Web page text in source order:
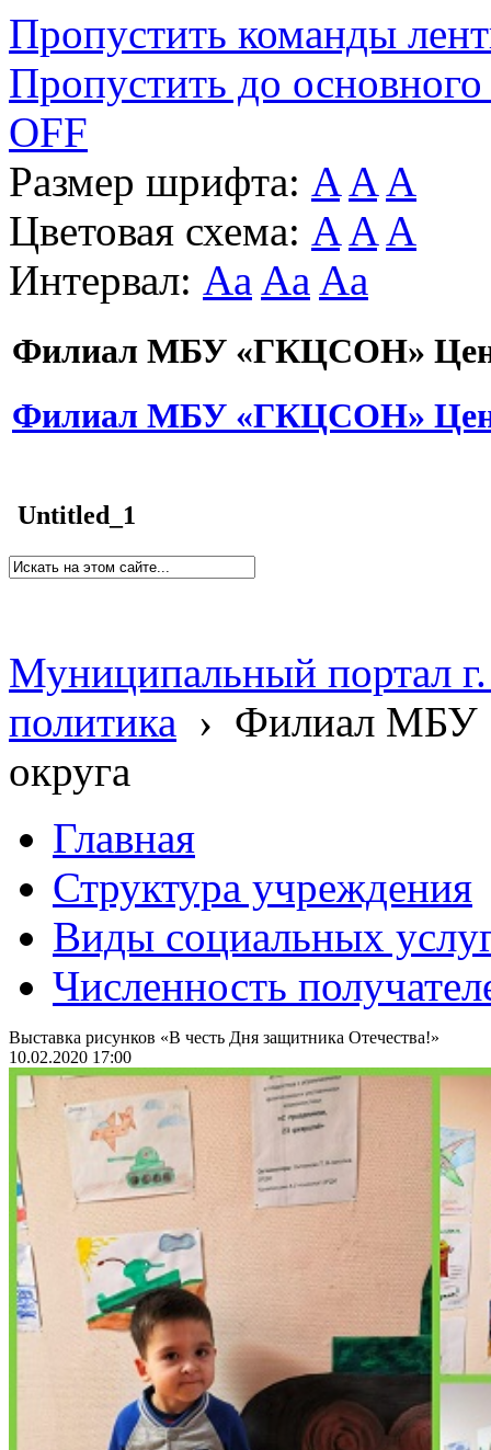
Пропустить команды
Пропустить до основного
OFF
Размер шрифта: A A A
Цветовая схема: A A A
Интервал: Aa Aa Aa
Филиал МБУ «ГКЦСОН»
Филиал МБУ «ГКЦСОН»
Untitled_1
Муниципальный портал
политика › Филиал МБУ
округа
Главная
Структура учреждения
Виды социальных
Численность
Выставка рисунков «В честь Дня защитника Отечества!»
10.02.2020 17:00